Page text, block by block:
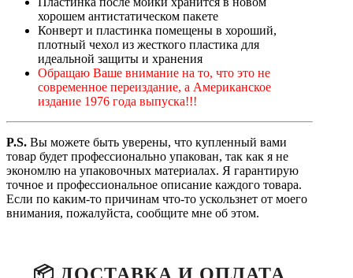
хорошем антистатическом пакете
Конверт и пластинка помещены в хороший,
плотный чехол из жесткого пластика для
идеальной защиты и хранения
Обращаю Ваше внимание на то, что это не
современное переиздание, а Американское
издание 1976 года выпуска!!!
P.S. Вы можете быть уверены, что купленный вами
товар будет профессионально упакован, так как я не
экономлю на упаковочных материалах. Я гарантирую
точное и профессиональное описание каждого товара.
Если по каким-то причинам что-то ускользнет от моего
внимания, пожалуйста, сообщите мне об этом.